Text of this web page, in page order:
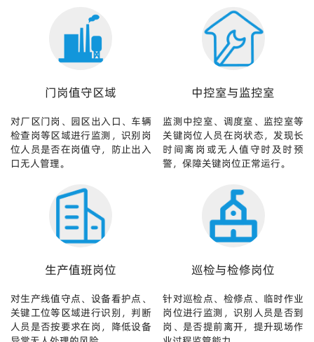
门岗值守区域
对厂区门岗、园区出入口、车辆
检查岗等区域进行监测，识别岗
位人员是否在岗值守，防止出入
口无人管理。
中控室与监控室
监测中控室、调度室、监控室等
关键岗位人员在岗状态，发现长
时间离岗或无人值守时及时预
警，保障关键岗位正常运行。
生产值班岗位
对生产线值守点、设备看护点、
关键工位等区域进行识别，判断
人员是否按要求在岗，降低设备
巡检与检修岗位
针对巡检点、检修点、临时作业
岗位进行监测，识别人员是否到
岗、是否提前离开，提升现场作